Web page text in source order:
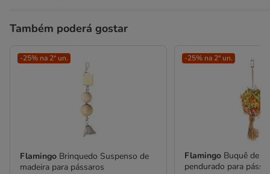
Também poderá gostar
-25% na 2ª un.
Flamingo Brinquedo Suspenso de
madeira para pássaros
-25% na 2ª un.
Flamingo Buquê de
pendurado para